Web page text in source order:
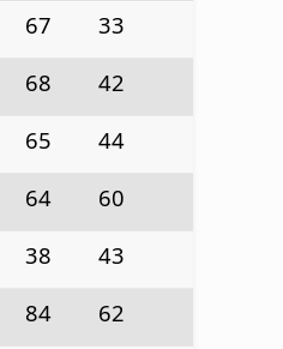
67
33
68
42
65
44
64
60
38
43
84
62